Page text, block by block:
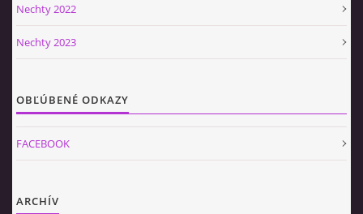
Nechty 2022
Nechty 2023
OBĽÚBENÉ ODKAZY
FACEBOOK
ARCHÍV